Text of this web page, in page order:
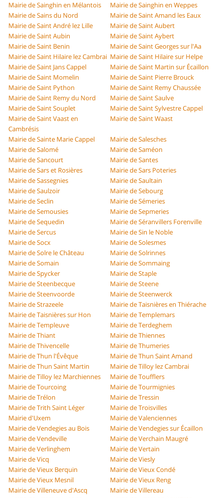
Mairie de Sainghin en Mélantois
Mairie de Sainghin en Weppes
Mairie de Sains du Nord
Mairie de Saint Amand les Eaux
Mairie de Saint André lez Lille
Mairie de Saint Aubert
Mairie de Saint Aubin
Mairie de Saint Aybert
Mairie de Saint Benin
Mairie de Saint Georges sur l'Aa
Mairie de Saint Hilaire lez Cambrai Mairie de Saint Hilaire sur Helpe
Mairie de Saint Jans Cappel
Mairie de Saint Martin sur Écaillon
Mairie de Saint Momelin
Mairie de Saint Pierre Brouck
Mairie de Saint Python
Mairie de Saint Remy Chaussée
Mairie de Saint Remy du Nord
Mairie de Saint Saulve
Mairie de Saint Souplet
Mairie de Saint Sylvestre Cappel
Mairie de Saint Vaast en
Cambrésis
Mairie de Saint Waast
Mairie de Sainte Marie Cappel
Mairie de Salesches
Mairie de Salomé
Mairie de Saméon
Mairie de Sancourt
Mairie de Santes
Mairie de Sars et Rosières
Mairie de Sars Poteries
Mairie de Sassegnies
Mairie de Saultain
Mairie de Saulzoir
Mairie de Sebourg
Mairie de Seclin
Mairie de Sémeries
Mairie de Semousies
Mairie de Sepmeries
Mairie de Sequedin
Mairie de Séranvillers Forenville
Mairie de Sercus
Mairie de Sin le Noble
Mairie de Socx
Mairie de Solesmes
Mairie de Solre le Château
Mairie de Solrinnes
Mairie de Somain
Mairie de Sommaing
Mairie de Spycker
Mairie de Staple
Mairie de Steenbecque
Mairie de Steene
Mairie de Steenvoorde
Mairie de Steenwerck
Mairie de Strazeele
Mairie de Taisnières en Thiérache
Mairie de Taisnières sur Hon
Mairie de Templemars
Mairie de Templeuve
Mairie de Terdeghem
Mairie de Thiant
Mairie de Thiennes
Mairie de Thivencelle
Mairie de Thumeries
Mairie de Thun l'Évêque
Mairie de Thun Saint Amand
Mairie de Thun Saint Martin
Mairie de Tilloy lez Cambrai
Mairie de Tilloy lez Marchiennes
Mairie de Toufflers
Mairie de Tourcoing
Mairie de Tourmignies
Mairie de Trélon
Mairie de Tressin
Mairie de Trith Saint Léger
Mairie de Troisvilles
Mairie d'Uxem
Mairie de Valenciennes
Mairie de Vendegies au Bois
Mairie de Vendegies sur Écaillon
Mairie de Vendeville
Mairie de Verchain Maugré
Mairie de Verlinghem
Mairie de Vertain
Mairie de Vicq
Mairie de Viesly
Mairie de Vieux Berquin
Mairie de Vieux Condé
Mairie de Vieux Mesnil
Mairie de Vieux Reng
Mairie de Villeneuve d'Ascq
Mairie de Villereau